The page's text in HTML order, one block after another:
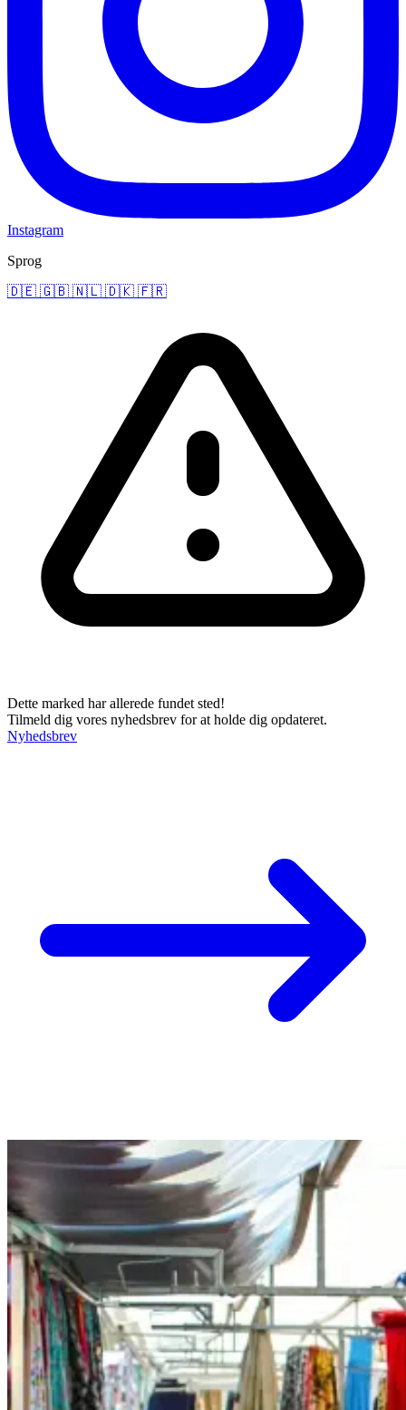
Instagram
Sprog
🇩🇪 🇬🇧 🇳🇱 🇩🇰 🇫🇷
Dette marked har allerede fundet sted!
Tilmeld dig vores nyhedsbrev for at holde dig opdateret.
Nyhedsbrev